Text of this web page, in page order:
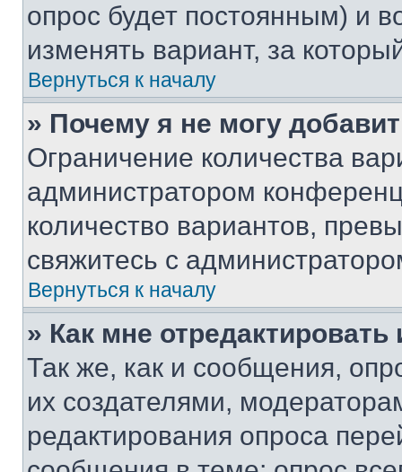
опрос будет постоянным) и
изменять вариант, за
Вернуться к началу
» Почему я не могу
Ограничение количества
администратором
количество вариантов,
свяжитесь с
Вернуться к началу
» Как мне
Так же, как и сообщения,
их создателями,
редактирования опроса